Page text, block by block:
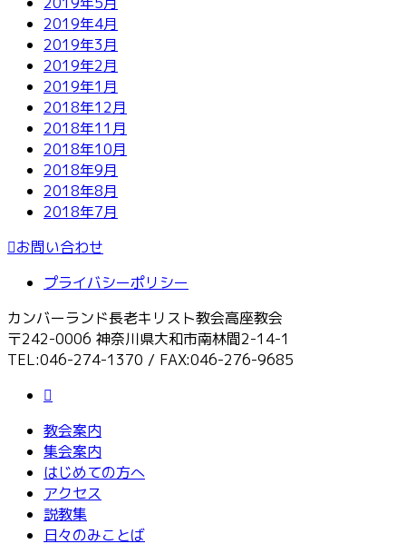
2019年4月
2019年3月
2019年2月
2019年1月
2018年12月
2018年11月
2018年10月
2018年9月
2018年8月
2018年7月
お問い合わせ
プライバシーポリシー
カンバーランド長老キリスト教会高座教会
〒242-0006 神奈川県大和市南林間2-14-1
TEL:046-274-1370 / FAX:046-276-9685
教会案内
集会案内
はじめての方へ
アクセス
説教集
日々のみことば